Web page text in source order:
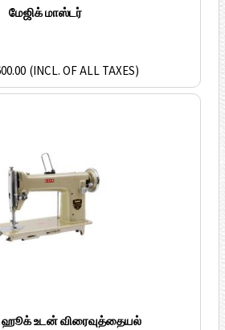
மேஜிக் மாஸ்டர்
(INCL. OF ALL TAXES)
ஹூக் உடன் விரைவுத்தையல்